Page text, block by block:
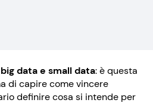
big data e small data: è questa
di capire come vincere
definire cosa si intende per